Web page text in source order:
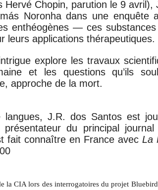
Hervé Chopin, parution le 9 avril),
Noronha dans une enquête
enthéogènes — ces
leurs applications thérapeutiques.
explore les travaux
et les questions qu’ils
approche de la mort.
J.R. dos Santos est
du principal journal
fait connaître en France avecLa
la CIA lors des interrogatoires du projet